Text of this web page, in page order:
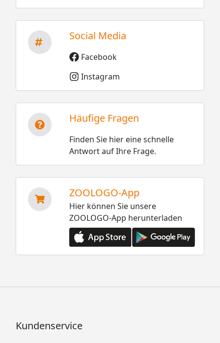
Social Media
Facebook
Instagram
Häufige Fragen
Finden Sie hier eine schnelle
Antwort auf Ihre Frage.
ZOOLOGO-App
Hier können Sie unsere
ZOOLOGO-App herunterladen
Kundenservice